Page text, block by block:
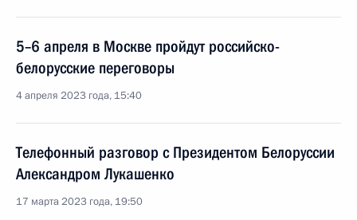
5–6 апреля в Москве пройдут российско-
белорусские переговоры
4 апреля 2023 года, 15:40
Телефонный разговор с Президентом Белоруссии
Александром Лукашенко
17 марта 2023 года, 19:50